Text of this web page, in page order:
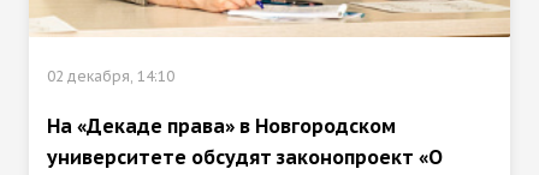
02 декабря, 14:10
На «Декаде права» в Новгородском
университете обсудят законопроект «О